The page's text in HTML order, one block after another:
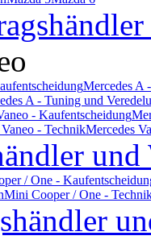
Mercedes A
A - Tuning und
- Kaufentscheidung
- TechnikMercedes
und
/ One -
Mini Cooper / One -